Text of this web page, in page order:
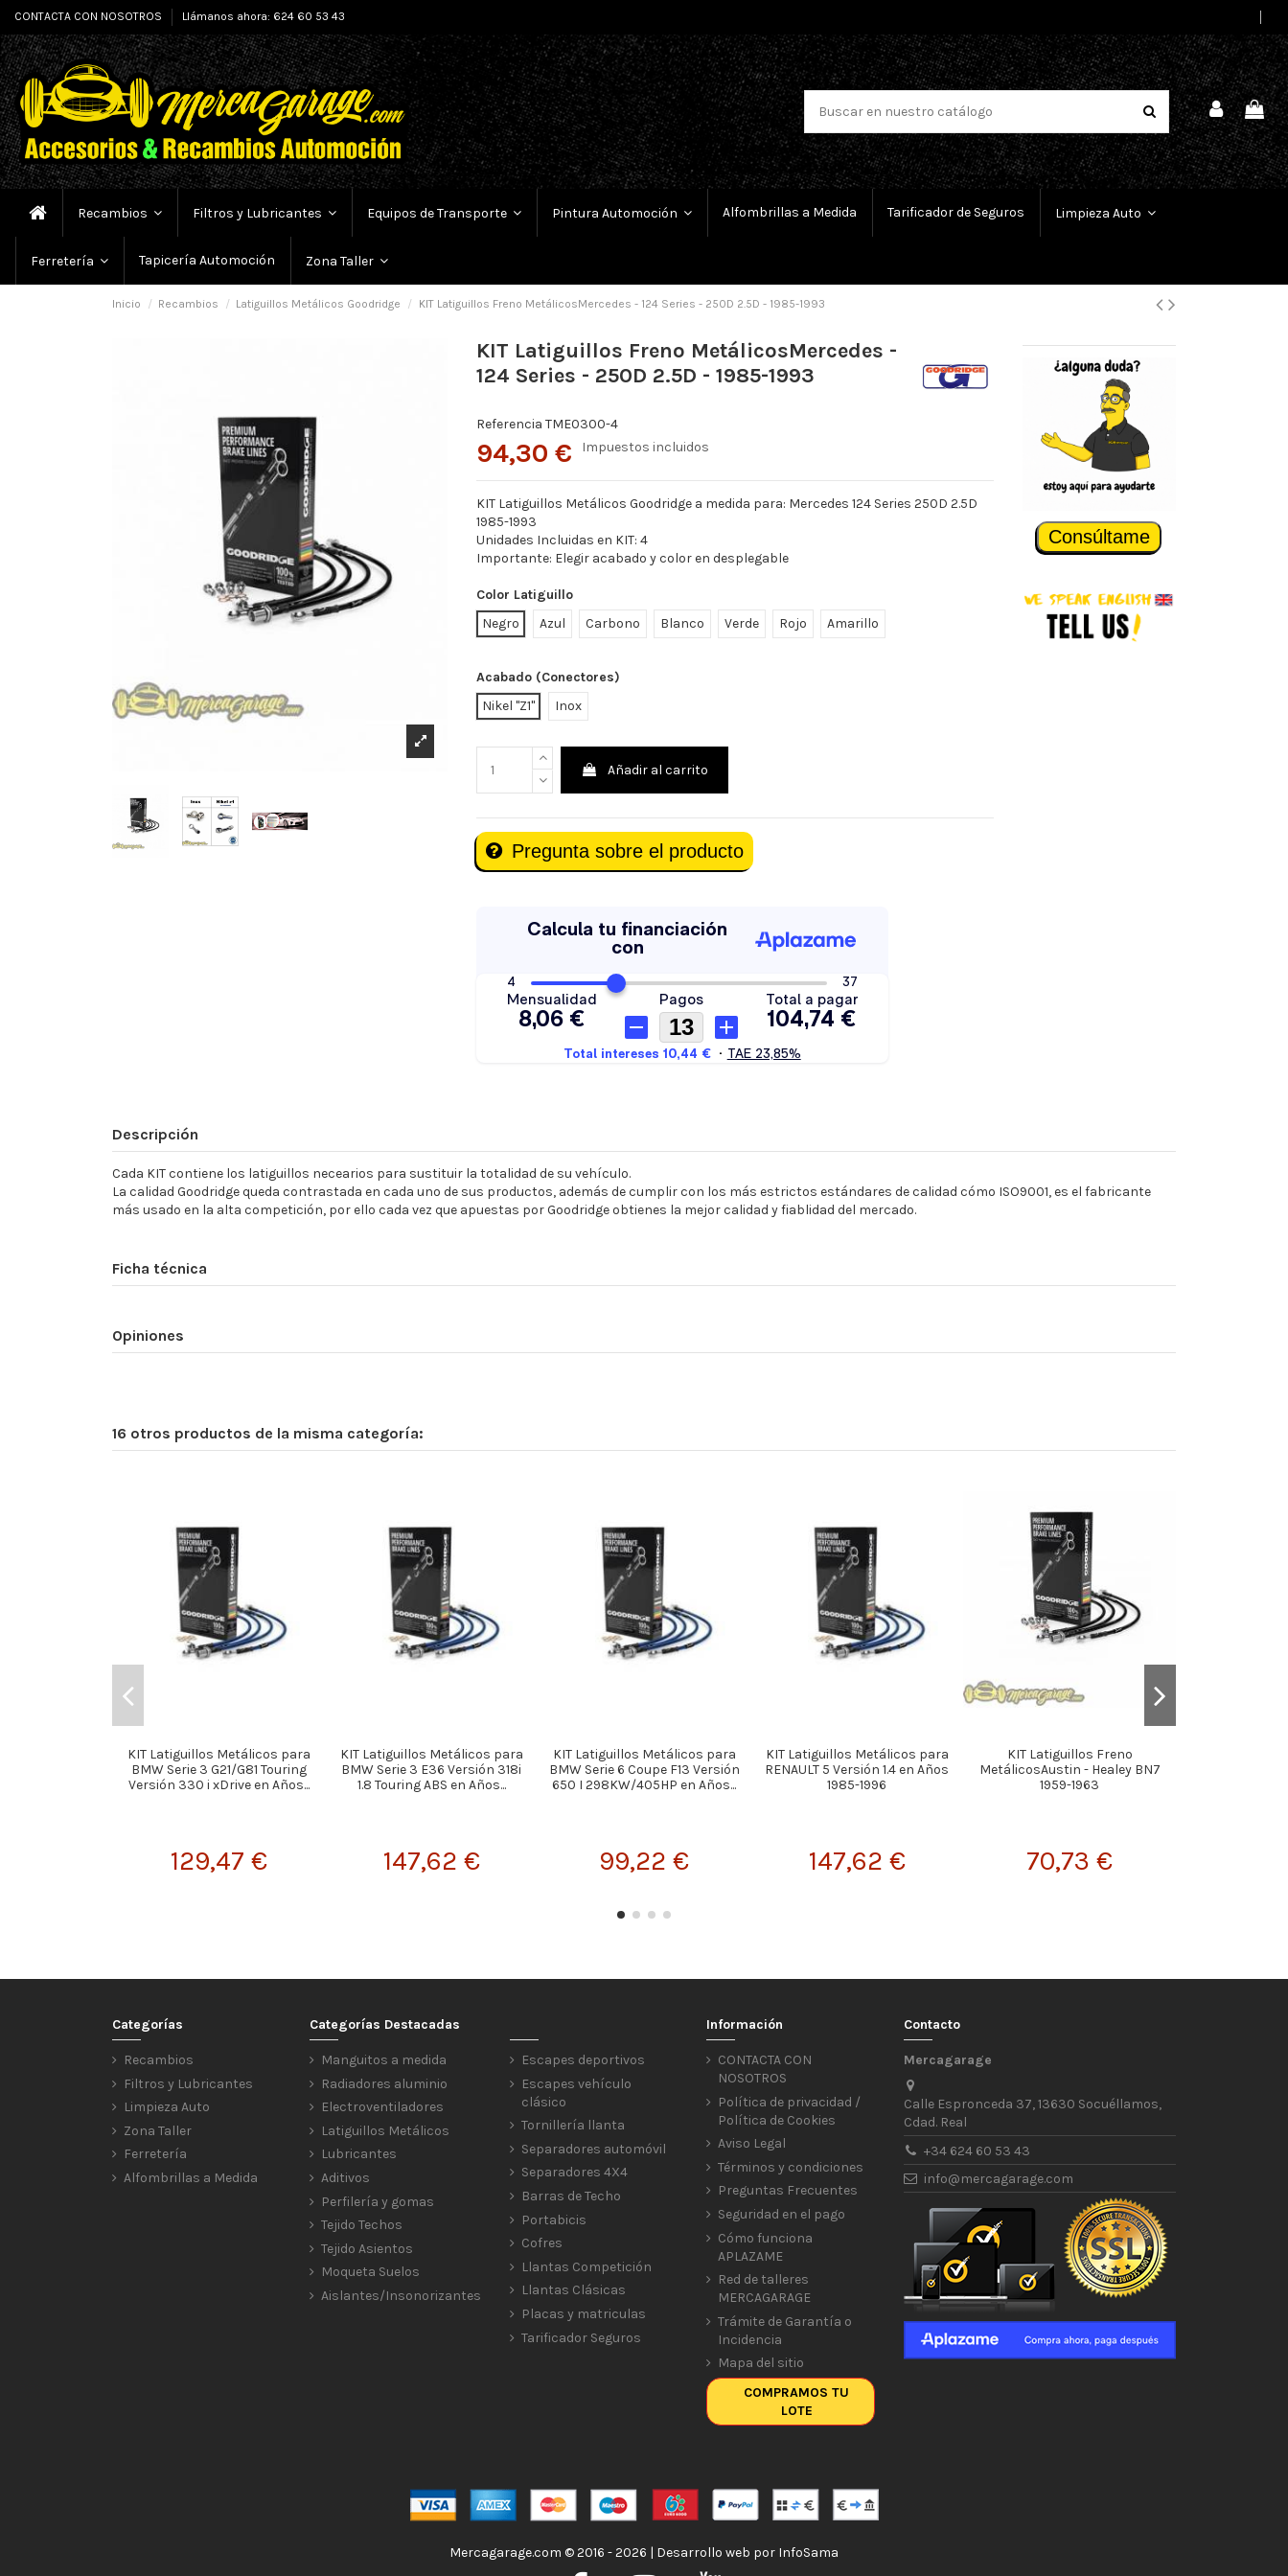
CONTACTA CON NOSOTROS Llámanos ahora: 624 60 53 43
Recambios Filtros y Lubricantes Equipos de Transporte Pintura Automoción Alfombrillas a Medida Tarificador de Seguros Limpieza Auto
Ferretería Tapicería Automoción Zona Taller
Inicio Recambios Latiguillos Metálicos Goodridge KIT Latiguillos Freno MetálicosMercedes - 124 Series - 250D 2.5D - 1985-1993
KIT Latiguillos Freno MetálicosMercedes -
124 Series - 250D 2.5D - 1985-1993
Referencia TME0300-4
94,30 € Impuestos incluidos
KIT Latiguillos Metálicos Goodridge a medida para: Mercedes 124 Series 250D 2.5D
1985-1993
Unidades Incluidas en KIT: 4
Importante: Elegir acabado y color en desplegable
Color Latiguillo
Negro
Azul Carbono Blanco Verde Rojo Amarillo
Acabado (Conectores)
Nikel "Z1"
Inox
Añadir al carrito
Pregunta sobre el producto
Consúltame
Descripción
Cada KIT contiene los latiguillos necearios para sustituir la totalidad de su vehículo.
La calidad Goodridge queda contrastada en cada uno de sus productos, además de cumplir con los más estrictos estándares de calidad cómo ISO9001, es el fabricante
más usado en la alta competición, por ello cada vez que apuestas por Goodridge obtienes la mejor calidad y fiablidad del mercado.
Ficha técnica
Opiniones
16 otros productos de la misma categoría:
KIT Latiguillos Metálicos para
BMW Serie 3 G21/G81 Touring
Versión 330 i xDrive en Años...
129,47 €
KIT Latiguillos Metálicos para
BMW Serie 3 E36 Versión 318i
1.8 Touring ABS en Años...
147,62 €
KIT Latiguillos Metálicos para
BMW Serie 6 Coupe F13 Versión
650 I 298KW/405HP en Años...
99,22 €
KIT Latiguillos Metálicos para
RENAULT 5 Versión 1.4 en Años
1985-1996
147,62 €
KIT Latiguillos Freno
MetálicosAustin - Healey BN7
1959-1963
70,73 €
Categorías
Recambios
Filtros y Lubricantes
Limpieza Auto
Zona Taller
Ferretería
Alfombrillas a Medida
Categorías Destacadas
Manguitos a medida
Radiadores aluminio
Electroventiladores
Latiguillos Metálicos
Lubricantes
Aditivos
Perfilería y gomas
Tejido Techos
Tejido Asientos
Moqueta Suelos
Aislantes/Insonorizantes
Escapes deportivos
Escapes vehículo
clásico
Tornillería llanta
Separadores automóvil
Separadores 4X4
Barras de Techo
Portabicis
Cofres
Llantas Competición
Llantas Clásicas
Placas y matriculas
Tarificador Seguros
Información
CONTACTA CON
NOSOTROS
Política de privacidad /
Política de Cookies
Aviso Legal
Términos y condiciones
Preguntas Frecuentes
Seguridad en el pago
Cómo funciona
APLAZAME
Red de talleres
MERCAGARAGE
Trámite de Garantía o
Incidencia
Mapa del sitio
COMPRAMOS TU
LOTE
Contacto
Mercagarage
Calle Espronceda 37, 13630 Socuéllamos,
Cdad. Real
+34 624 60 53 43
info@mercagarage.com
Mercagarage.com © 2016 - 2026 | Desarrollo web por InfoSama